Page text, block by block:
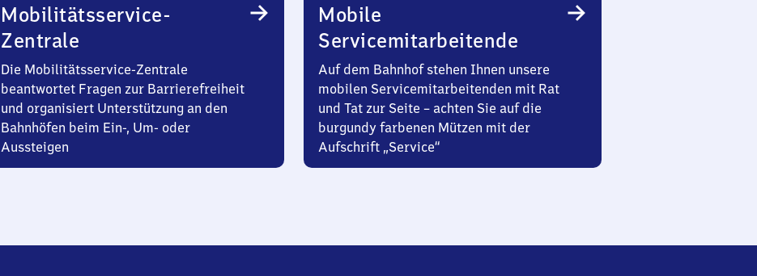
Mobilitätsservice-
Zentrale
Die Mobilitätsservice-Zentrale
beantwortet Fragen zur Barrierefreiheit
und organisiert Unterstützung an den
Bahnhöfen beim Ein-, Um- oder
Aussteigen
Mobile
Servicemitarbeitende
Auf dem Bahnhof stehen Ihnen unsere
mobilen Servicemitarbeitenden mit Rat
und Tat zur Seite – achten Sie auf die
burgundy farbenen Mützen mit der
Aufschrift „Service“